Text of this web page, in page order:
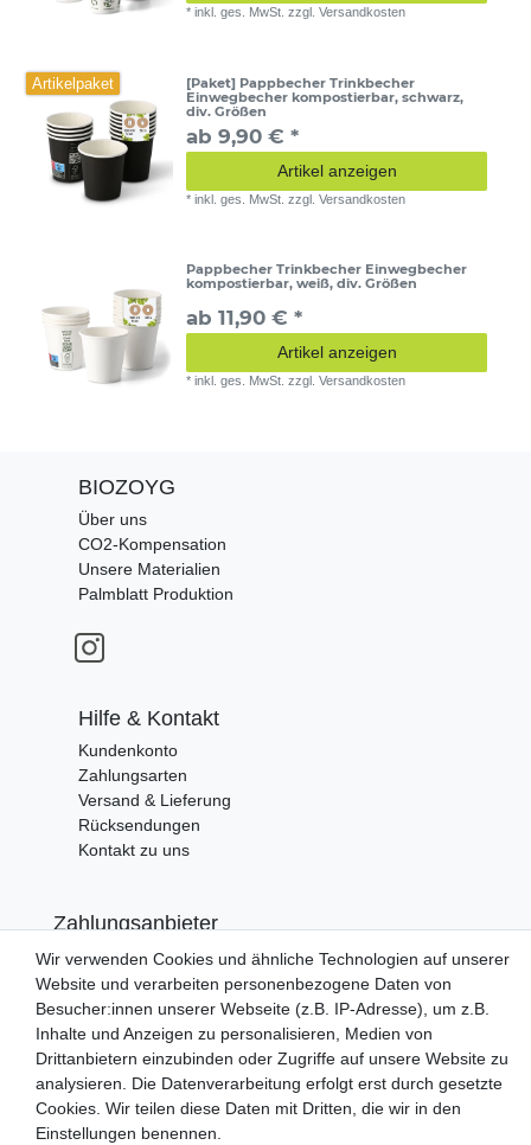
*inkl. ges. MwSt. zzgl.Versandkosten
Artikelpaket
[Paket] Pappbecher Trinkbecher
Einwegbecher kompostierbar, schwarz,
div. Größen
ab 9,90 € *
Artikel anzeigen
*inkl. ges. MwSt. zzgl.Versandkosten
Pappbecher Trinkbecher Einwegbecher
kompostierbar, weiß, div. Größen
ab 11,90 € *
Artikel anzeigen
*inkl. ges. MwSt. zzgl.Versandkosten
BIOZOYG
Über uns
CO2-Kompensation
Unsere Materialien
Palmblatt Produktion
Hilfe & Kontakt
Kundenkonto
Zahlungsarten
Versand & Lieferung
Rücksendungen
Kontakt zu uns
Zahlungsanbieter
Versandpartner
Wir verwenden Cookies und ähnliche Technologien auf unserer
Website und verarbeiten personenbezogene Daten von
Besucher:innen unserer Webseite (z.B. IP-Adresse), um z.B.
Inhalte und Anzeigen zu personalisieren, Medien von
Drittanbietern einzubinden oder Zugriffe auf unsere Website zu
analysieren. Die Datenverarbeitung erfolgt erst durch gesetzte
Cookies. Wir teilen diese Daten mit Dritten, die wir in den
Einstellungen benennen.